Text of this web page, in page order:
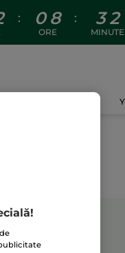
: 0 8
ORE
: 3 2
MINUTE